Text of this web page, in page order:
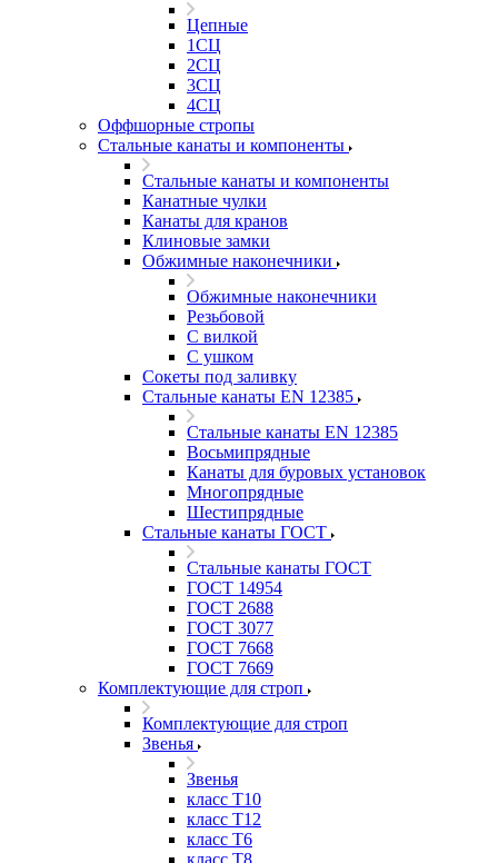
Цепные
1СЦ
2СЦ
3СЦ
4СЦ
Оффшорные стропы
Стальные канаты и компоненты
Стальные канаты и компоненты
Канатные чулки
Канаты для кранов
Клиновые замки
Обжимные наконечники
Обжимные наконечники
Резьбовой
С вилкой
С ушком
Сокеты под заливку
Стальные канаты EN 12385
Стальные канаты EN 12385
Восьмипрядные
Канаты для буровых установок
Многопрядные
Шестипрядные
Стальные канаты ГОСТ
Стальные канаты ГОСТ
ГОСТ 14954
ГОСТ 2688
ГОСТ 3077
ГОСТ 7668
ГОСТ 7669
Комплектующие для строп
Комплектующие для строп
Звенья
Звенья
класс Т10
класс Т12
класс Т6
класс Т8